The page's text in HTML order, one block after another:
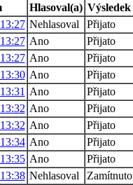
Hlasoval(a) Výsledek
Nehlasoval
Přijato
Ano
Přijato
Ano
Přijato
Ano
Přijato
Ano
Přijato
Ano
Přijato
Ano
Přijato
Ano
Přijato
Ano
Přijato
Nehlasoval
Zamítnuto